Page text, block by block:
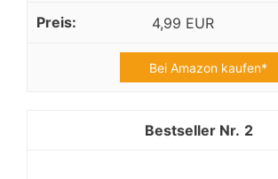
4,99 EUR
Bei Amazon kaufen*
2